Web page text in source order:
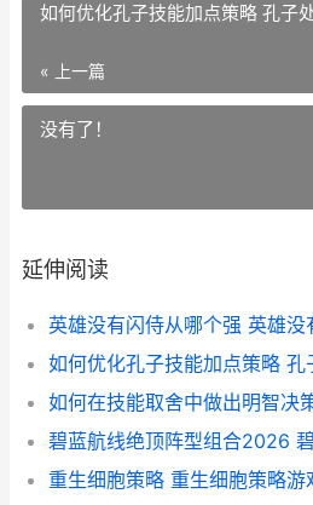
如何优化孔子技能加点策略 孔子
« 上一篇
没有了！
延伸阅读
如何优化孔子技能加点策略 孔
如何在技能取舍中做出明智决
碧蓝航线绝顶阵型组合2026
重生细胞策略 重生细胞策略游